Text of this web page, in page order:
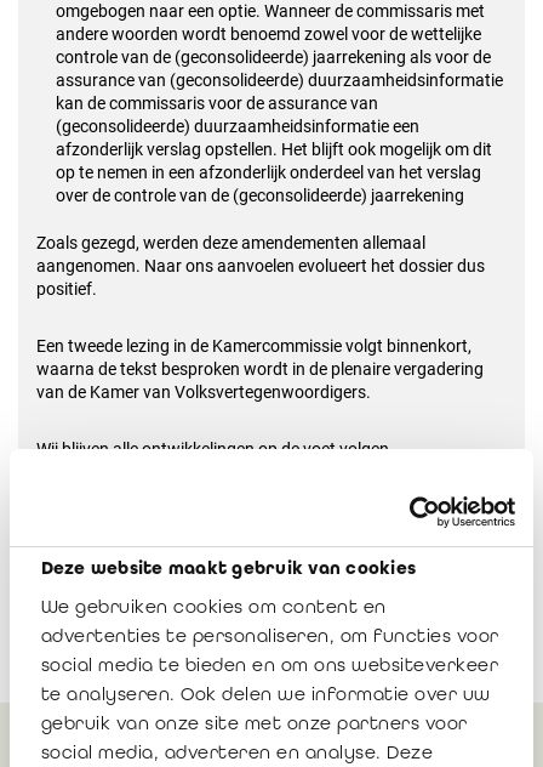
Deze website maakt gebruik van cookies
We gebruiken cookies om content en
advertenties te personaliseren, om functies voor
social media te bieden en om ons websiteverkeer
te analyseren. Ook delen we informatie over uw
gebruik van onze site met onze partners voor
social media, adverteren en analyse. Deze
omgebogen naar een optie. Wanneer de commissaris met
andere woorden wordt benoemd zowel voor de wettelijke
controle van de (geconsolideerde) jaarrekening als voor de
assurance van (geconsolideerde) duurzaamheidsinformatie
kan de commissaris voor de assurance van
(geconsolideerde) duurzaamheidsinformatie een
afzonderlijk verslag opstellen. Het blijft ook mogelijk om dit
op te nemen in een afzonderlijk onderdeel van het verslag
over de controle van de (geconsolideerde) jaarrekening
Zoals gezegd, werden deze amendementen allemaal
aangenomen. Naar ons aanvoelen evolueert het dossier dus
positief.
Een tweede lezing in de Kamercommissie volgt binnenkort,
waarna de tekst besproken wordt in de plenaire vergadering
van de Kamer van Volksvertegenwoordigers.
Wij blijven alle ontwikkelingen op de voet volgen.